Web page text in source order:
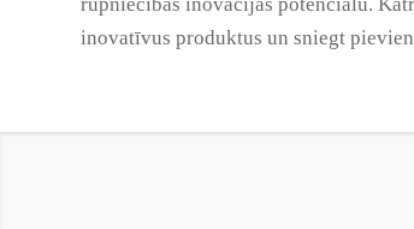
inovatīvus produktus un sniegt